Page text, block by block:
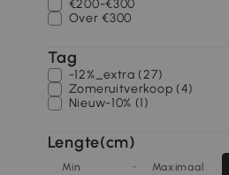
€200-€300
Over€300
Tag
-12%_extra (27)
Zomeruitverkoop (4)
Nieuw-10% (1)
Lengte(cm)
Min - Maximaal